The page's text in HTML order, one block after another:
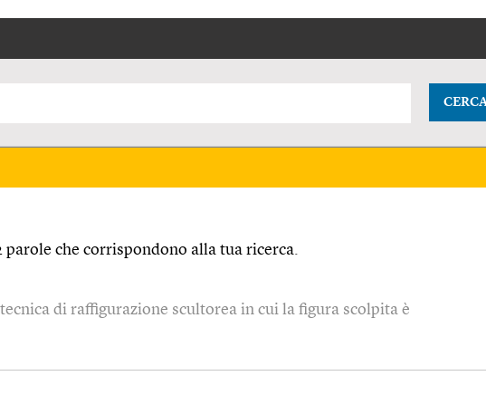
CERCA
che corrispondono alla tua ricerca.
di raffigurazione scultorea in cui la figura scolpita è